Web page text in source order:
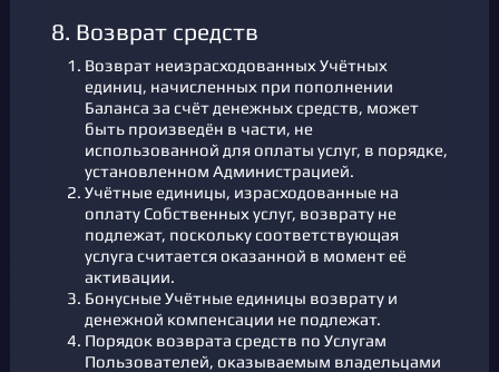
8. Возврат средств
Возврат неизрасходованных Учётных
единиц, начисленных при пополнении
Баланса за счёт денежных средств, может
быть произведён в части, не
использованной для оплаты услуг, в порядке,
установленном Администрацией.
Учётные единицы, израсходованные на
оплату Собственных услуг, возврату не
подлежат, поскольку соответствующая
услуга считается оказанной в момент её
активации.
Бонусные Учётные единицы возврату и
денежной компенсации не подлежат.
Порядок возврата средств по Услугам
Пользователей, оказываемым владельцами